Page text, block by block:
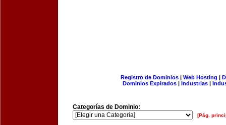
Registro de Dominios| Web Hosting |
Dominios Expirados | Industrias |
Categorías de Dominio:
[Pág.